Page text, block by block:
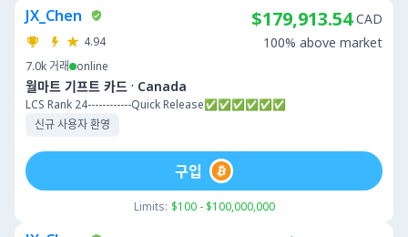
JX_Chen
4.94
7.0k 거래 online
월마트 기프트 카드 · Canada
LCS Rank 24------------Quick Release✅✅✅✅✅✅
신규 사용자 환영
$179,913.54 CAD
100% above market
Limits: $100 - $100,000,000
구입